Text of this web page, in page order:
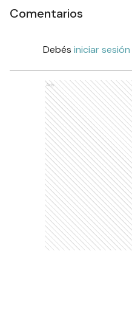
Comentarios
Debés iniciar sesión
Ads